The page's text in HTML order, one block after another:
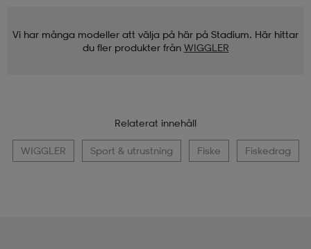
Vi har många modeller att välja på här på Stadium. Här hittar
du fler produkter från WIGGLER
Relaterat innehåll
WIGGLER Sport & utrustning Fiske Fiskedrag